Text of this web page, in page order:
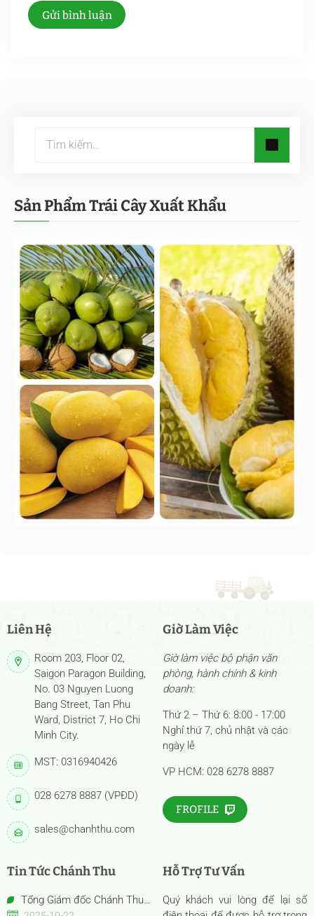
Gửi bình luận
Sản Phẩm Trái Cây Xuất Khẩu
Liên Hệ
Room 203, Floor 02,
Saigon Paragon Building,
No. 03 Nguyen Luong
Bang Street, Tan Phu
Ward, District 7, Ho Chi
Minh City.
MST: 0316940426
028 6278 8887 (VPĐD)
sales@chanhthu.com
Giờ Làm Việc
Giờ làm việc bộ phận văn
phòng, hành chính & kinh
doanh:
Thứ 2 – Thứ 6: 8:00 - 17:00
Nghỉ thứ 7, chủ nhật và các
ngày lễ
VP HCM: 028 6278 8887
FROFILE
Tin Tức Chánh Thu
Tổng Giám đốc Chánh Thu
Hỗ Trợ Tư Vấn
Quý khách vui lòng để lại số